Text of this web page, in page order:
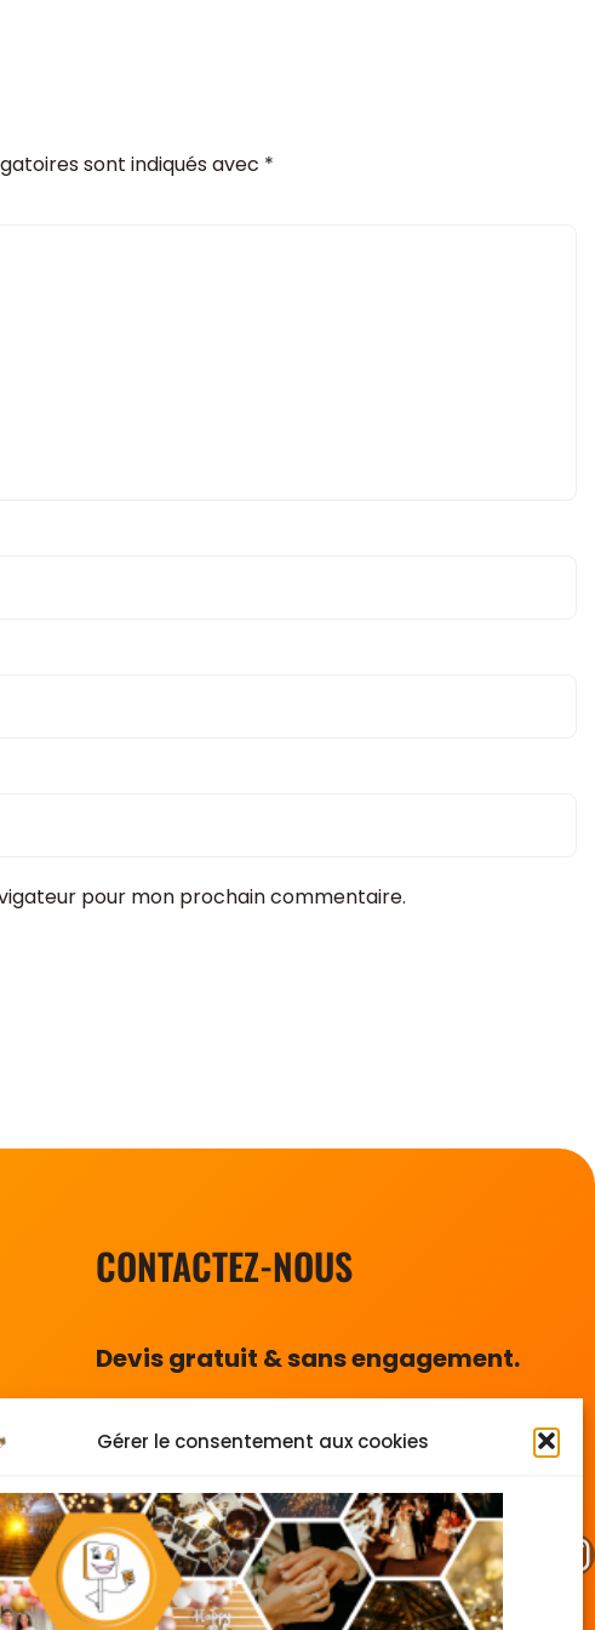
Gérer le consentement aux cookies
sont indiqués avec *
pour mon prochain commentaire.
CONTACTEZ-NOUS
Devis gratuit & sans engagement.
Instagram